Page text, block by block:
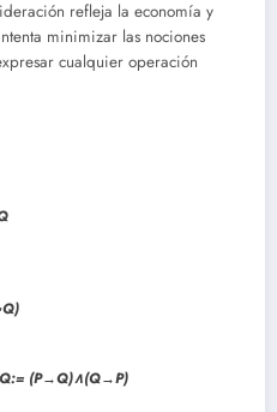
refleja la economía y
minimizar las nociones
cualquier operación
(P→Q)∧(Q→P)